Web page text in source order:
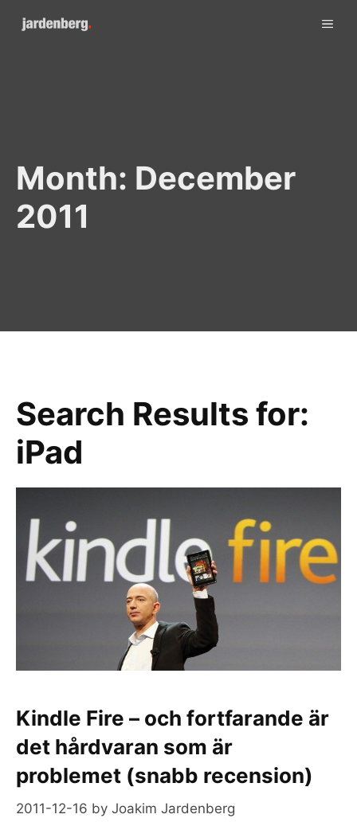
Month: December
2011
Search Results for:
iPad
Kindle Fire – och fortfarande är
det hårdvaran som är
problemet (snabb recension)
2011-12-16 by Joakim Jardenberg